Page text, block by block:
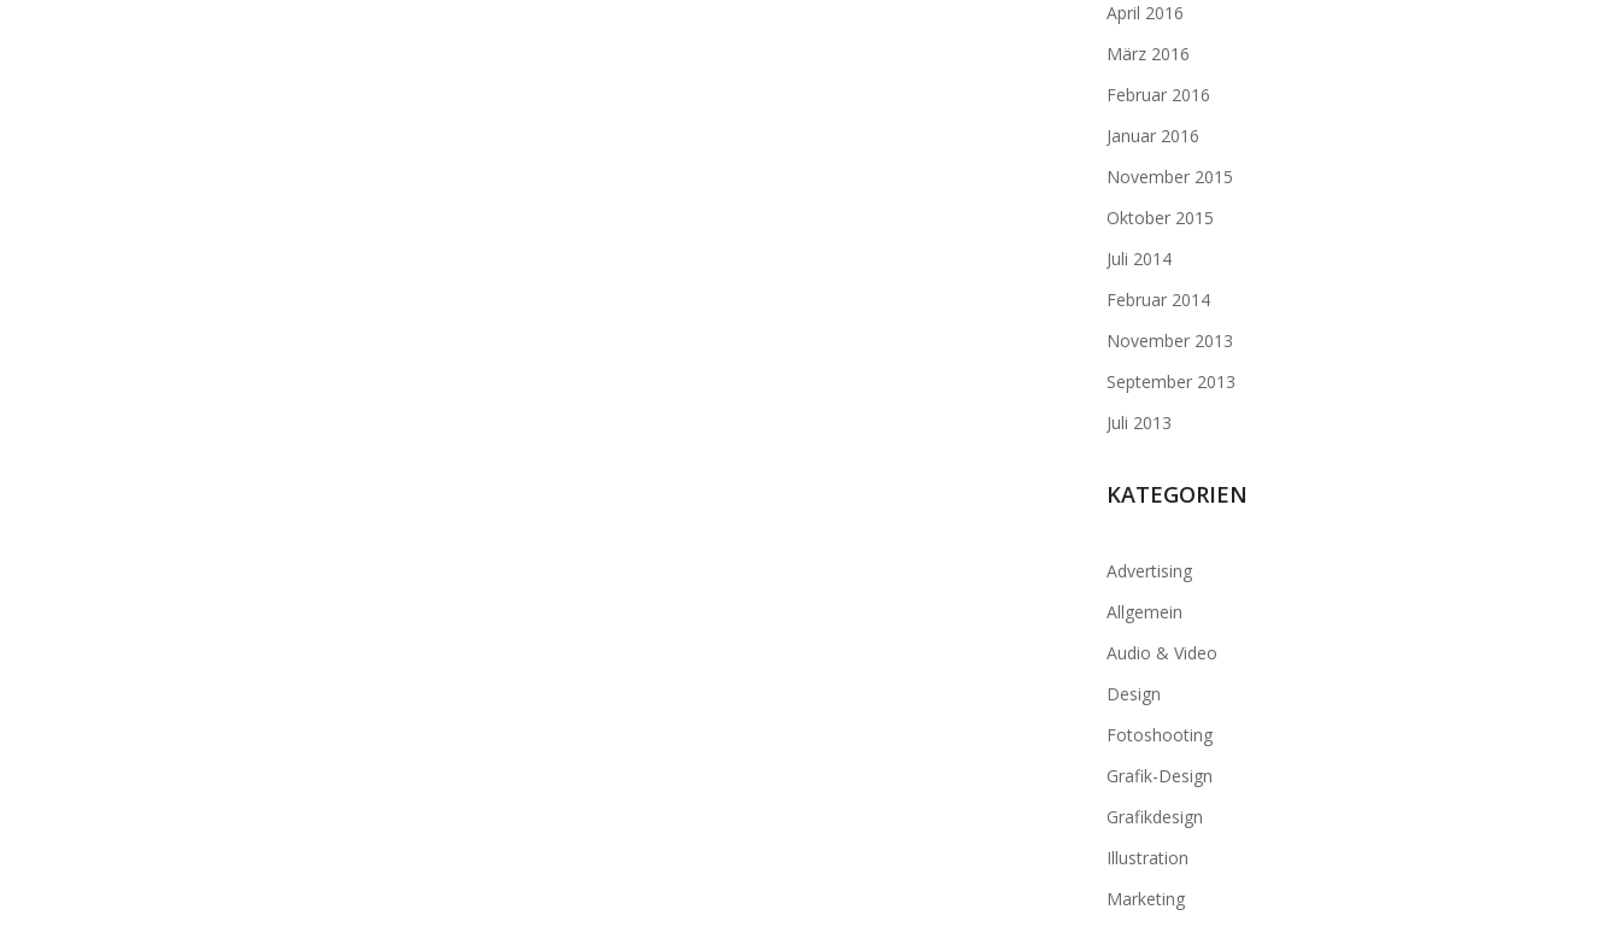
April 2016
März 2016
Februar 2016
Januar 2016
November 2015
Oktober 2015
Juli 2014
Februar 2014
November 2013
September 2013
Juli 2013
KATEGORIEN
Advertising
Allgemein
Audio & Video
Design
Fotoshooting
Grafik-Design
Grafikdesign
Illustration
Marketing